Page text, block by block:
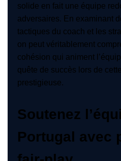
solide en fait une équipe
adversaires. En examinant
tactiques du coach et les
on peut véritablement
cohésion qui animent
quête de succès lors de
prestigieuse.
Soutenez
Portugal avec